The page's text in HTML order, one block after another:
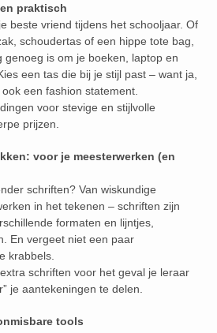
praktisch
beste vriend tijdens het schooljaar. Of
schoudertas of een hippe tote bag,
genoeg is om je boeken, laptop en
een tas die bij je stijl past – want ja,
een fashion statement.
voor stevige en stijlvolle
prijzen.
voor je meesterwerken (en
schriften? Van wiskundige
in het tekenen – schriften zijn
formaten en lijntjes,
En vergeet niet een paar
krabbels.
schriften voor het geval je leraar
je aantekeningen te delen.
tools